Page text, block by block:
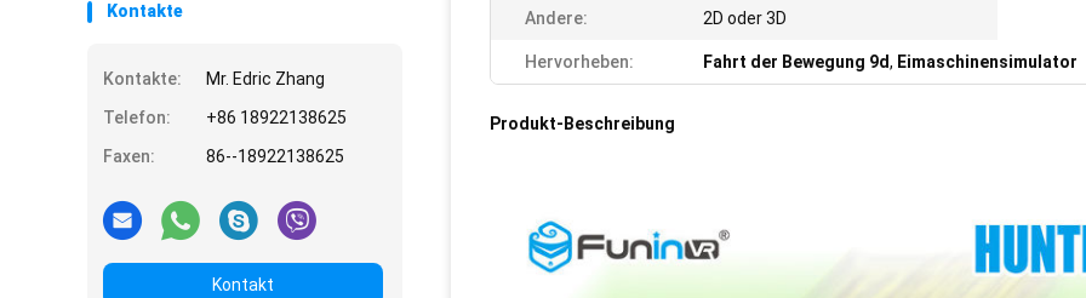
Kontakte
Kontakte:
Mr. Edric Zhang
Telefon:
+86 18922138625
Faxen:
86--18922138625
Kontakt
Andere: 2D oder 3D
Hervorheben: Fahrt der Bewegung 9d, Eimaschinensimulator
Produkt-Beschreibung